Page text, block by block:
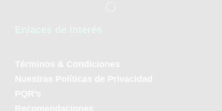
Términos & Condiciones
Nuestras Políticas de Privacidad
PQR’s
Recomendaciones